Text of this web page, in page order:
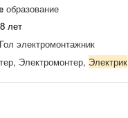
образование
лет
электромонтажник
Электромонтер, Электрик